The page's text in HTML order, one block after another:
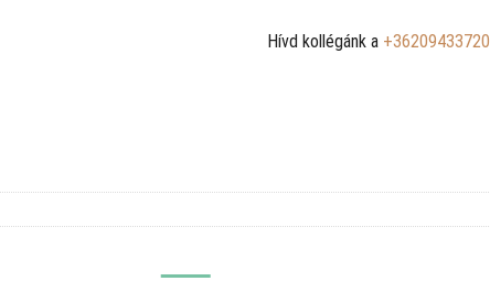
Hívd kollégánk a +36209433720